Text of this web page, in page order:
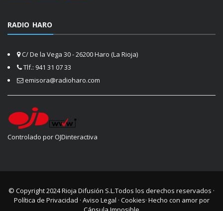
RADIO HARO
C/ De la Vega 30 - 26200 Haro (La Rioja)
Tlf.: 941 31 07 33
emisora@radioharo.com
Controlado por OJDinteractiva
© Copyright 2024Rioja Difusión S.L.Todos los derechos reservados ·
Política de Privacidad · Aviso Legal · Cookies· Hecho con amor por